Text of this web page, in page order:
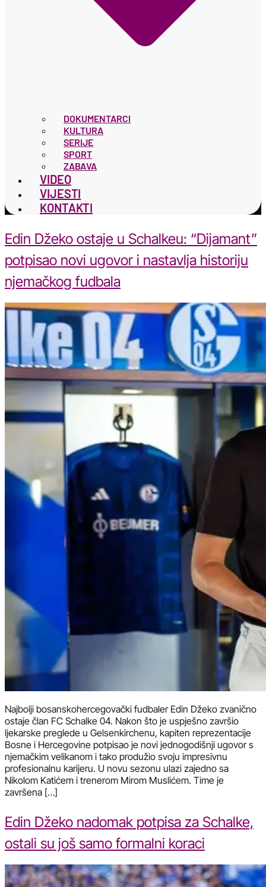
DOKUMENTARCI
KULTURA
SERIJE
SPORT
ZABAVA
VIDEO
VIJESTI
KONTAKTI
Edin Džeko ostaje u Schalkeu: “Dijamant”
potpisao novi ugovor i nastavlja historiju
njemačkog fudbala
Najbolji bosanskohercegovački fudbaler Edin Džeko zvanično
ostaje član FC Schalke 04. Nakon što je uspješno završio
ljekarske preglede u Gelsenkirchenu, kapiten reprezentacije
Bosne i Hercegovine potpisao je novi jednogodišnji ugovor s
njemačkim velikanom i tako produžio svoju impresivnu
profesionalnu karijeru. U novu sezonu ulazi zajedno sa
Nikolom Katićem i trenerom Mirom Muslićem. Time je
završena […]
Edin Džeko nadomak potpisa za Schalke,
ostali su još samo formalni koraci